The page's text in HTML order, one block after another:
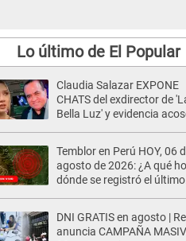
Lo último de El Popular
Claudia Salazar EXPONE
CHATS del exdirector de
Bella Luz' y evidencia
Temblor en Perú HOY, 06
agosto de 2026: ¿A qué
dónde se registró el último
DNI GRATIS en agosto |
anuncia CAMPAÑA